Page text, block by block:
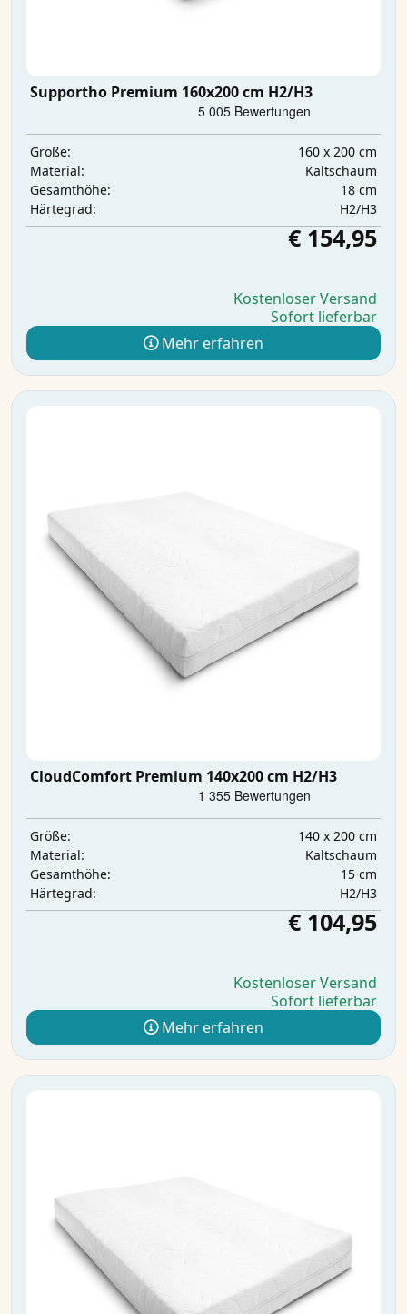
Supportho Premium 160x200 cm H2/H3
Größe:
160 x 200 cm
Material:
Kaltschaum
Gesamthöhe:
18 cm
Härtegrad:
H2/H3
€ 154,95
Kostenloser Versand
Sofort lieferbar
Mehr erfahren
CloudComfort Premium 140x200 cm H2/H3
Größe:
140 x 200 cm
Material:
Kaltschaum
Gesamthöhe:
15 cm
Härtegrad:
H2/H3
€ 104,95
Kostenloser Versand
Sofort lieferbar
Mehr erfahren